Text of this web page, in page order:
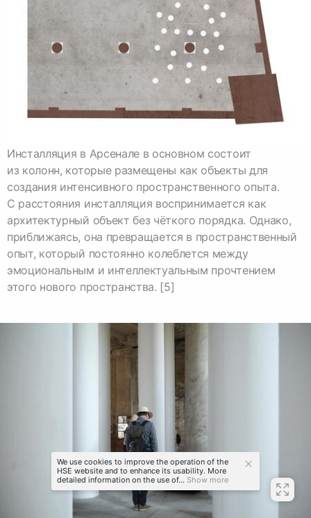
Инсталляция в Арсенале в основном состоит
из колонн, которые размещены как объекты для
создания интенсивного пространственного опыта.
С расстояния инсталляция воспринимается как
архитектурный объект без чёткого порядка. Однако,
приближаясь, она превращается в пространственный
опыт, который постоянно колеблется между
эмоциональным и интеллектуальным прочтением
этого нового пространства. [5]
We use cookies to improve the operation of the
HSE website and to enhance its usability. More
detailed information on the use of... Show more